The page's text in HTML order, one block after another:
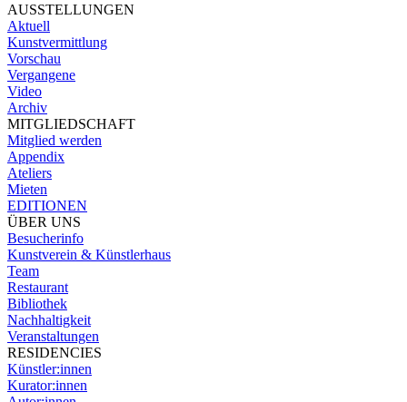
AUSSTELLUNGEN
Aktuell
Kunstvermittlung
Vorschau
Vergangene
Video
Archiv
MITGLIEDSCHAFT
Mitglied werden
Appendix
Ateliers
Mieten
EDITIONEN
ÜBER UNS
Besucherinfo
Kunstverein & Künstlerhaus
Team
Restaurant
Bibliothek
Nachhaltigkeit
Veranstaltungen
RESIDENCIES
Künstler:innen
Kurator:innen